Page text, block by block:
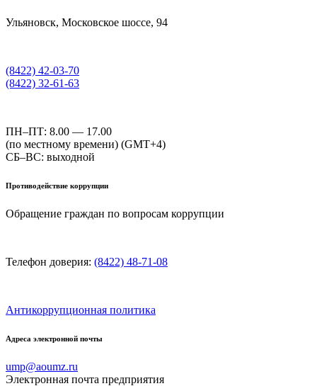
Ульяновск, Московское шоссе, 94
(8422) 42-03-70
(8422) 32-61-63
ПН–ПТ: 8.00 — 17.00
(по местному времени) (GMT+4)
СБ–ВС: выходной
Противодействие коррупции
Обращение граждан по вопросам коррупции
Телефон доверия: (8422) 48-71-08
Антикоррупционная политика
Адреса электронной почты
ump@aoumz.ru
Электронная почта предприятия